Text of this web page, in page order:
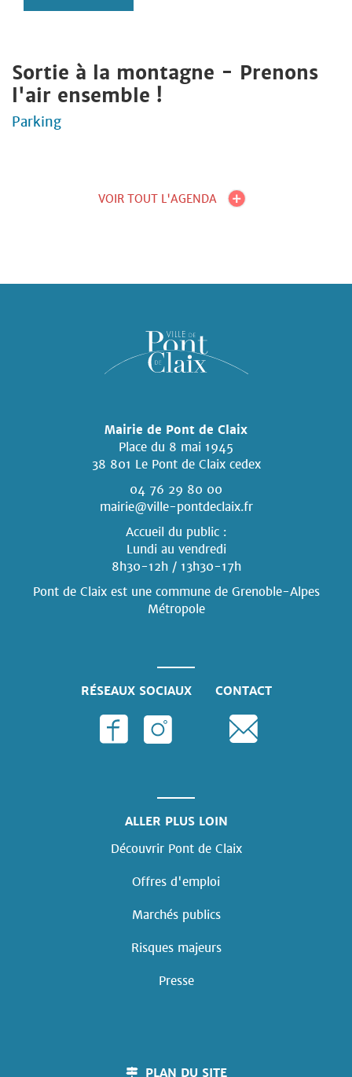
Sortie à la montagne - Prenons
l'air ensemble !
Parking
VOIR TOUT L'AGENDA
Mairie de Pont de Claix
Place du 8 mai 1945
38 801 Le Pont de Claix cedex
04 76 29 80 00
mairie@ville-pontdeclaix.fr
Accueil du public :
Lundi au vendredi
8h30-12h / 13h30-17h
Pont de Claix est une commune de Grenoble-Alpes
Métropole
RÉSEAUX SOCIAUX CONTACT
ALLER PLUS LOIN
Découvrir Pont de Claix
Offres d'emploi
Marchés publics
Risques majeurs
Presse
PLAN DU SITE